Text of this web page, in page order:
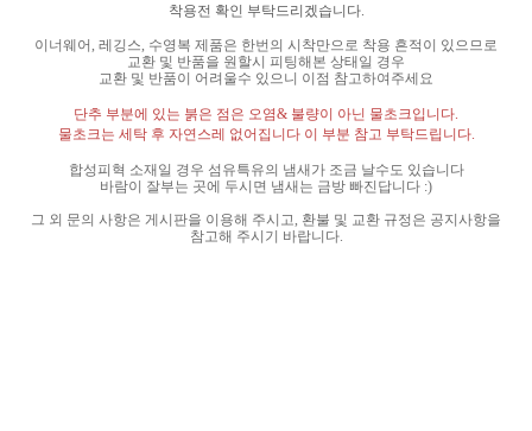
착용전 확인 부탁드리겠습니다.
이너웨어, 레깅스, 수영복 제품은 한번의 시착만으로 착용 흔적이 있으므로
교환 및 반품을 원할시 피팅해본 상태일 경우
교환 및 반품이 어려울수 있으니 이점 참고하여주세요
단추 부분에 있는 붉은 점은 오염& 불량이 아닌 물초크입니다.
물초크는 세탁 후 자연스레 없어집니다 이 부분 참고 부탁드립니다.
합성피혁 소재일 경우 섬유특유의 냄새가 조금 날수도 있습니다
바람이 잘부는 곳에 두시면 냄새는 금방 빠진답니다 :)
그 외 문의 사항은 게시판을 이용해 주시고, 환불 및 교환 규정은 공지사항을
참고해 주시기 바랍니다.